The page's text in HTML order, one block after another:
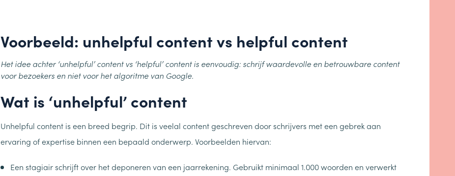
Voorbeeld: unhelpful content vs helpful content
Het idee achter ‘unhelpful’ content vs ‘helpful’ content is eenvoudig: schrijf waardevolle en betrouwbare content
voor bezoekers en niet voor het algoritme van Google.
Wat is ‘unhelpful’ content
Unhelpful content is een breed begrip. Dit is veelal content geschreven door schrijvers met een gebrek aan
ervaring of expertise binnen een bepaald onderwerp. Voorbeelden hiervan:
Een stagiair schrijft over het deponeren van een jaarrekening. Gebruikt minimaal 1.000 woorden en verwerkt